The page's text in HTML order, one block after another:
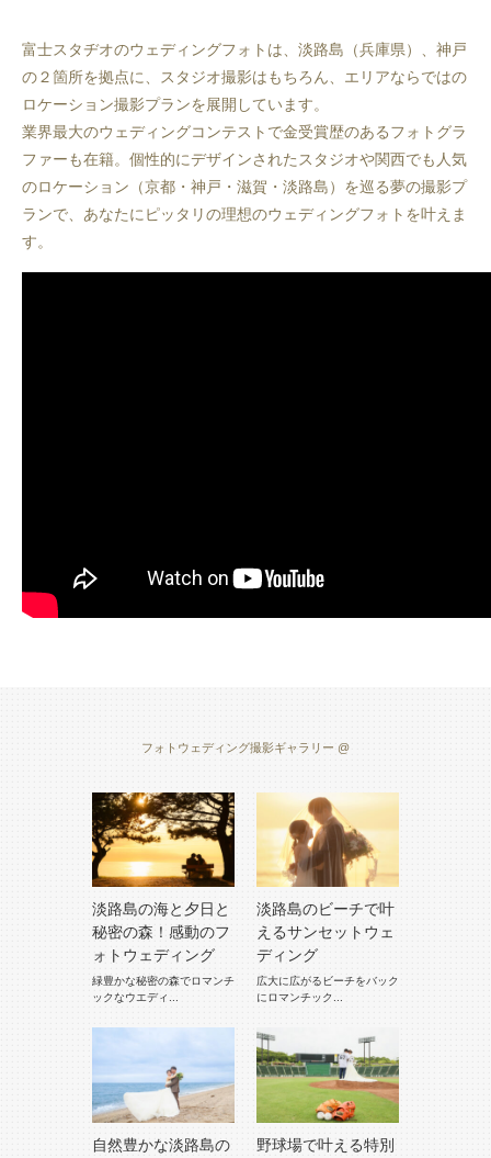
富士スタヂオのウェディングフォトは、淡路島（兵庫県）、神戸
の２箇所を拠点に、スタジオ撮影はもちろん、エリアならではの
ロケーション撮影プランを展開しています。
業界最大のウェディングコンテストで金受賞歴のあるフォトグラ
ファーも在籍。個性的にデザインされたスタジオや関西でも人気
のロケーション（京都・神戸・滋賀・淡路島）を巡る夢の撮影プ
ランで、あなたにピッタリの理想のウェディングフォトを叶えま
す。
フォトウェディング撮影ギャラリー @
淡路島の海と夕日と
秘密の森！感動のフ
ォトウェディング
緑豊かな秘密の森でロマンチ
ックなウエディ...
淡路島のビーチで叶
えるサンセットウェ
ディング
広大に広がるビーチをバック
にロマンチック...
自然豊かな淡路島の
野球場で叶える特別